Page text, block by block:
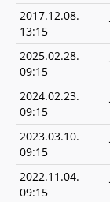
2017.12.08.
13:15
2025.02.28.
09:15
2024.02.23.
09:15
2023.03.10.
09:15
2022.11.04.
09:15